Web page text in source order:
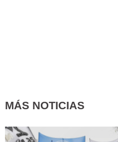
MÁS NOTICIAS